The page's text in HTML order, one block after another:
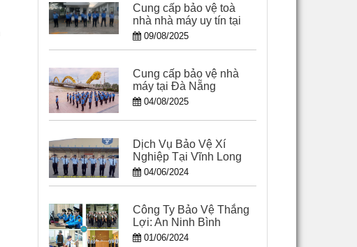
Cung cấp bảo vệ toà
nhà nhà máy uy tín tại
Cần Thơ
09/08/2025
Cung cấp bảo vệ nhà
máy tại Đà Nẵng
04/08/2025
Dịch Vụ Bảo Vệ Xí
Nghiệp Tại Vĩnh Long
04/06/2024
Công Ty Bảo Vệ Thắng
Lợi: An Ninh Bình
Dương - Dịch Vụ Bảo
01/06/2024